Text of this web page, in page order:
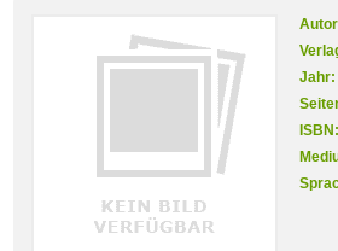
Jahr:
ISBN: